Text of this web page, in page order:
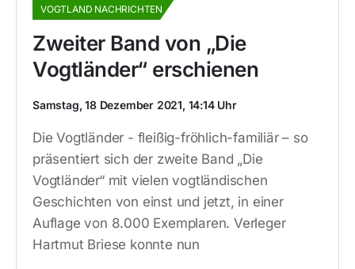
VOGTLAND NACHRICHTEN
Zweiter Band von „Die
Vogtländer“ erschienen
Samstag, 18 Dezember 2021, 14:14 Uhr
Die Vogtländer - fleißig-fröhlich-familiär – so
präsentiert sich der zweite Band „Die
Vogtländer“ mit vielen vogtländischen
Geschichten von einst und jetzt, in einer
Auflage von 8.000 Exemplaren. Verleger
Hartmut Briese konnte nun